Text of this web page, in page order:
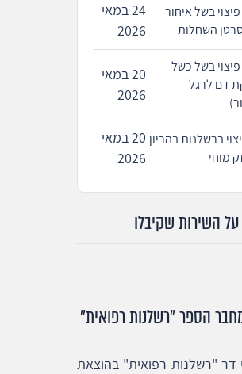
פיצוי בשל איחור
השחלות
24 במאי
2026
פיצוי בשל כשל
דם לרגל
20 במאי
2026
ברשלנות בהריון
מוחי
20 במאי
2026
השירות שקיבלו
הספר "רשלנות רפואית"
דר "רשלנות רפואית" בהוצאת